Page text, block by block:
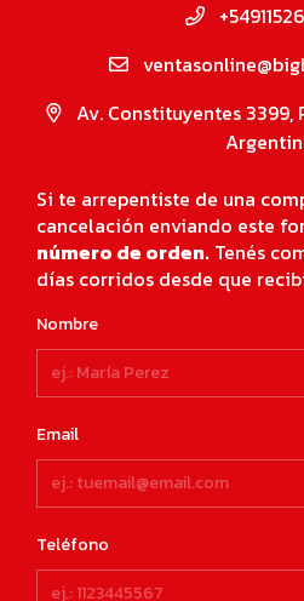
Av. Constituyentes 3399,
Si te arrepentiste de una
cancelación enviando este
número de orden. Tenés
días corridos desde que
Nombre
Email
Teléfono